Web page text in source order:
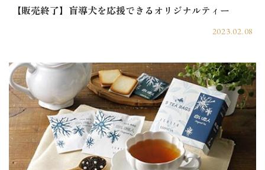
【販売終了】盲導犬を応援できるオリジナルティー
2023.02.08